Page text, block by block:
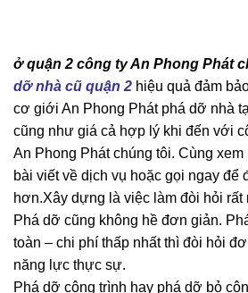
ở quận 2 công ty An Phong Phát
dỡ nhà cũ quận 2 hiệu quả đảm
cơ giới An Phong Phát phá dỡ nhà
cũng như giá cả hợp lý khi đến với
An Phong Phát chúng tôi. Cùng
bài viết về dịch vụ hoặc gọi ngay để
hơn.Xây dựng là việc làm đòi hỏi rất
Phá dỡ cũng không hề đơn giản.
toàn – chi phí thấp nhất thì đòi hỏi
năng lực thực sự.